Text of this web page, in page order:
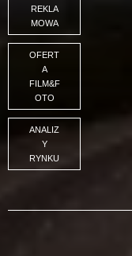
REKLA
MOWA
OFERT
A
FILM&F
OTO
ANALIZ
Y
RYNKU